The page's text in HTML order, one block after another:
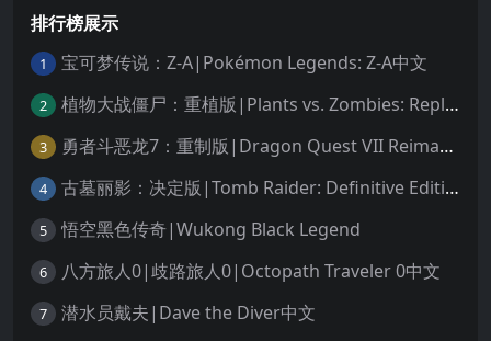
排行榜展示
1 宝可梦传说：Z-A|Pokémon Legends: Z-A中文
2 植物大战僵尸：重植版|Plants vs. Zombies: Replanted中文
3 勇者斗恶龙7：重制版|Dragon Quest VII Reimagined中文
4 古墓丽影：决定版|Tomb Raider: Definitive Edition中文
5 悟空黑色传奇|Wukong Black Legend
6 八方旅人0|歧路旅人0|Octopath Traveler 0中文
7 潜水员戴夫|Dave the Diver中文